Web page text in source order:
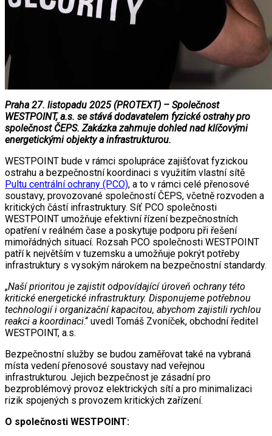
Praha 27. listopadu 2025 (PROTEXT) – Společnost
WESTPOINT, a.s. se stává dodavatelem fyzické ostrahy pro
společnost ČEPS. Zakázka zahrnuje dohled nad klíčovými
energetickými objekty a infrastrukturou.
WESTPOINT bude v rámci spolupráce zajišťovat fyzickou
ostrahu a bezpečnostní koordinaci s využitím vlastní sítě
Pultu centrální ochrany (PCO), a to v rámci celé přenosové
soustavy, provozované společností ČEPS, včetně rozvoden a
kritických částí infrastruktury. Síť PCO společnosti
WESTPOINT umožňuje efektivní řízení bezpečnostních
opatření v reálném čase a poskytuje podporu při řešení
mimořádných situací. Rozsah PCO společnosti WESTPOINT
patří k největším v tuzemsku a umožňuje pokrýt potřeby
infrastruktury s vysokým nárokem na bezpečnostní standardy.
„Naší prioritou je zajistit odpovídající úroveň ochrany této
kritické energetické infrastruktury. Disponujeme potřebnou
technologií i organizační kapacitou, abychom zajistili rychlou
reakci a koordinaci.“ uvedl Tomáš Zvoníček, obchodní ředitel
WESTPOINT, a.s.
Bezpečnostní služby se budou zaměřovat také na vybraná
místa vedení přenosové soustavy nad veřejnou
infrastrukturou. Jejich bezpečnost je zásadní pro
bezproblémový provoz elektrických sítí a pro minimalizaci
rizik spojených s provozem kritických zařízení.
O společnosti WESTPOINT: